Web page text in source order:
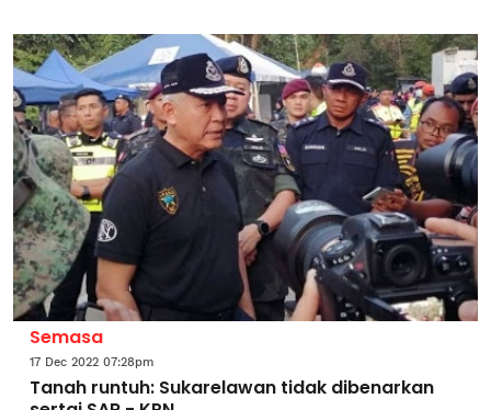
Hospital Selayang...
Semasa
17 Dec 2022 07:28pm
Tanah runtuh: Sukarelawan tidak dibenarkan